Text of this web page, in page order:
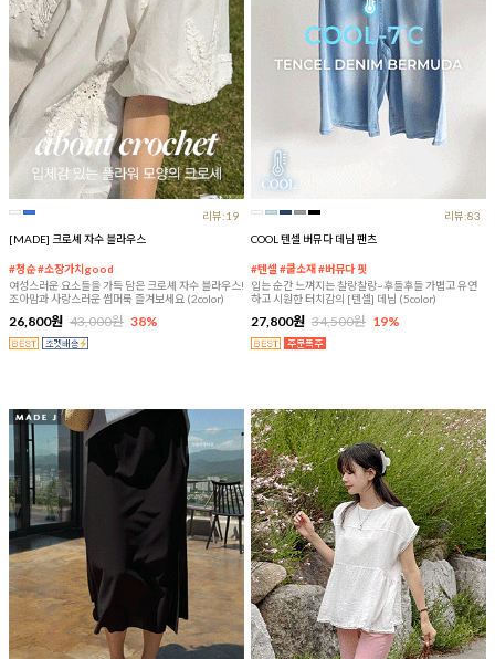
리뷰:19
[MADE] 크로셰 자수 블라우스
#청순 #소장가치good
여성스러운 요소들을 가득 담은 크로셰 자수 블라우스!
조아맘과 사랑스러운 썸머룩 즐겨보세요 (2color)
26,800원 43,000원 38%
리뷰:83
COOL 텐셀 버뮤다 데님 팬츠
#텐셀 #쿨소재 #버뮤다 핏
입는 순간 느껴지는 찰랑찰랑~후들후들 가볍고 유연
하고 시원한 터치감의 [텐셀] 데님 (5color)
27,800원 34,500원 19%